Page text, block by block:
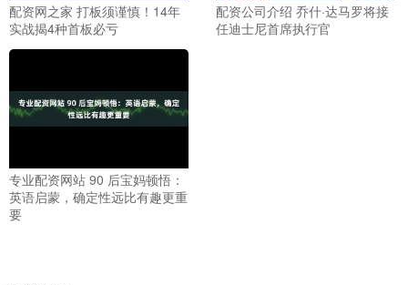
配资网之家 打板须谨慎！14年
实战揭4种首板必亏
配资公司介绍 乔什·达马罗将接
任迪士尼首席执行官
专业配资网站 90 后宝妈顿悟：
英语启蒙，确定性远比有趣更重
要